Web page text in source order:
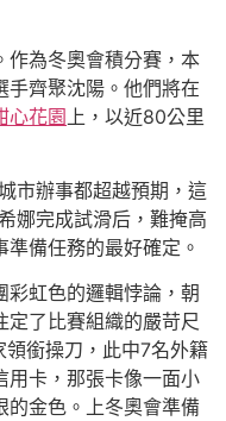
作為冬奧會積分賽，本
手齊聚沈陽。他們將在
心花園 上，以近80公里
市辦事都超越預期，這
娜完成試滑后，難掩高
備任務的最好確定。
虹色的邏輯悖論，朝
定了比賽組織的嚴苛尺
領銜操刀，此中7名外籍
用卡，那張卡像一面小
的金色。上冬奧會準備